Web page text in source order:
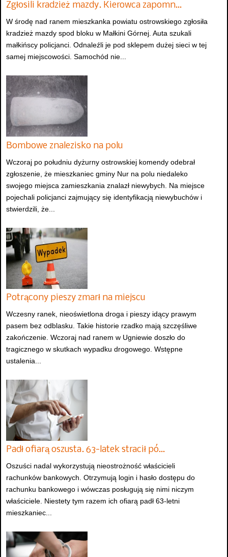
Zgłosili kradzież mazdy. Kierowca zapomn…
W środę nad ranem mieszkanka powiatu ostrowskiego zgłosiła
kradzież mazdy spod bloku w Małkini Górnej. Auta szukali
małkińscy policjanci. Odnaleźli je pod sklepem dużej sieci w tej
samej miejscowości. Samochód nie...
Bombowe znalezisko na polu
Wczoraj po południu dyżurny ostrowskiej komendy odebrał
zgłoszenie, że mieszkaniec gminy Nur na polu niedaleko
swojego miejsca zamieszkania znalazł niewybych. Na miejsce
pojechali policjanci zajmujący się identyfikacją niewybuchów i
stwierdzili, że...
Potrącony pieszy zmarł na miejscu
Wczesny ranek, nieoświetlona droga i pieszy idący prawym
pasem bez odblasku. Takie historie rzadko mają szczęśliwe
zakończenie. Wczoraj nad ranem w Ugniewie doszło do
tragicznego w skutkach wypadku drogowego. Wstępne
ustalenia...
Padł ofiarą oszusta. 63-latek stracił pó…
Oszuści nadal wykorzystują nieostrożność właścicieli
rachunków bankowych. Otrzymują login i hasło dostępu do
rachunku bankowego i wówczas posługują się nimi niczym
właściciele. Niestety tym razem ich ofiarą padł 63-letni
mieszkaniec...